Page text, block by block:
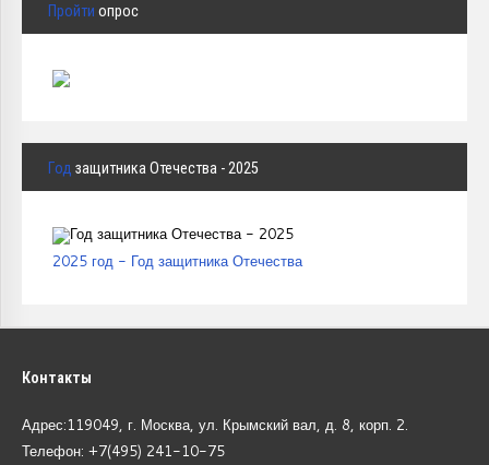
Пройти опрос
Год защитника Отечества - 2025
2025 год - Год защитника Отечества
Контакты
Адрес:119049, г. Москва, ул. Крымский вал, д. 8, корп. 2.
Телефон: +7(495) 241-10-75